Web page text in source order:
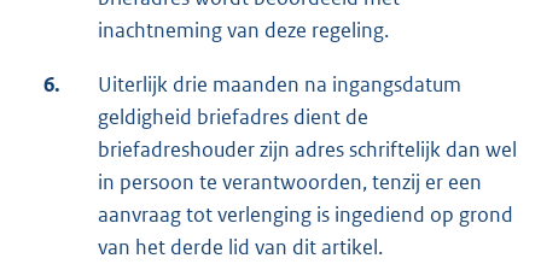
inachtneming van deze regeling.
6.
Uiterlijk drie maanden na ingangsdatum
geldigheid briefadres dient de
briefadreshouder zijn adres schriftelijk dan wel
in persoon te verantwoorden, tenzij er een
aanvraag tot verlenging is ingediend op grond
van het derde lid van dit artikel.